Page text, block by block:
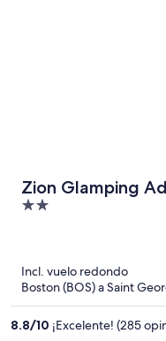
Zion Glamping
2
5Incl. vuelo redondo
Boston (BOS) a Saint
8.8/10 ¡Excelente! (285